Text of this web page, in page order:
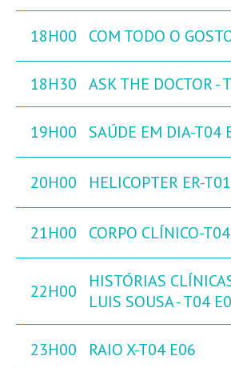
18H00 COM TODO O
18H30 ASK THE DOCTOR -
19H00 SAÚDE EM DIA-T04
20H00 HELICOPTER ER-
21H00 CORPO CLÍNICO-
22H00
HISTÓRIAS
LUIS SOUSA - T04
23H00 RAIO X-T04 E06